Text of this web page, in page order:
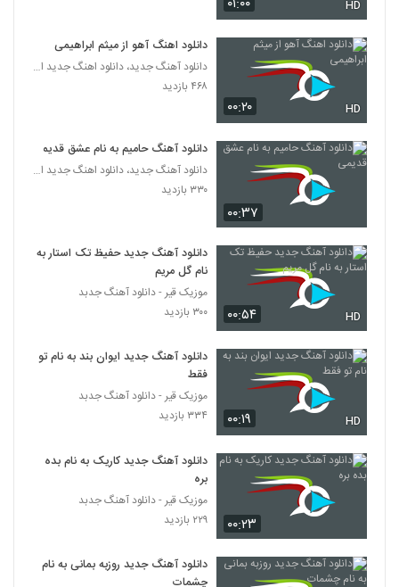
HD
۰۰:۲۰ HD
دانلود اهنگ آهو از میثم ابراهیمی
دانلود آهنگ جدید، دانلود اهنگ جدید ایرانی
۴۶۸ بازدید
۰۰:۳۷
دانلود آهنگ حامیم به نام عشق قدیمی
دانلود آهنگ جدید، دانلود اهنگ جدید ایرانی
۳۳۰ بازدید
۰۰:۵۴ HD
دانلود آهنگ جدید حفیظ تک استار به
نام گل مریم
موزیک قیر - دانلود آهنگ جدبد
۳۰۰ بازدید
۰۰:۱۹ HD
دانلود آهنگ جدید ایوان بند به نام تو
فقط
موزیک قیر - دانلود آهنگ جدبد
۳۳۴ بازدید
۰۰:۲۳
دانلود آهنگ جدید کاریک به نام بده
بره
موزیک قیر - دانلود آهنگ جدبد
۲۲۹ بازدید
دانلود آهنگ جدید روزبه بمانی به نام
چشمات